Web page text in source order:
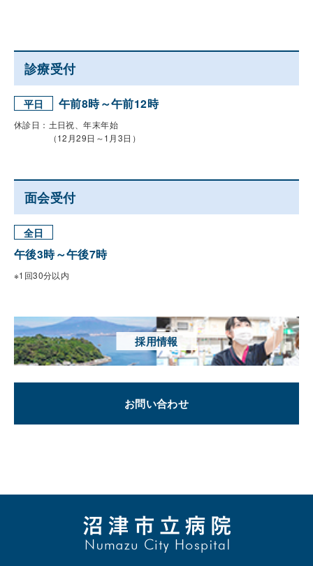
診療受付
平日 午前8時～午前12時
休診日：土日祝、年末年始
（12月29日～1月3日）
面会受付
全日
午後3時～午後7時
※1回30分以内
採用情報
お問い合わせ